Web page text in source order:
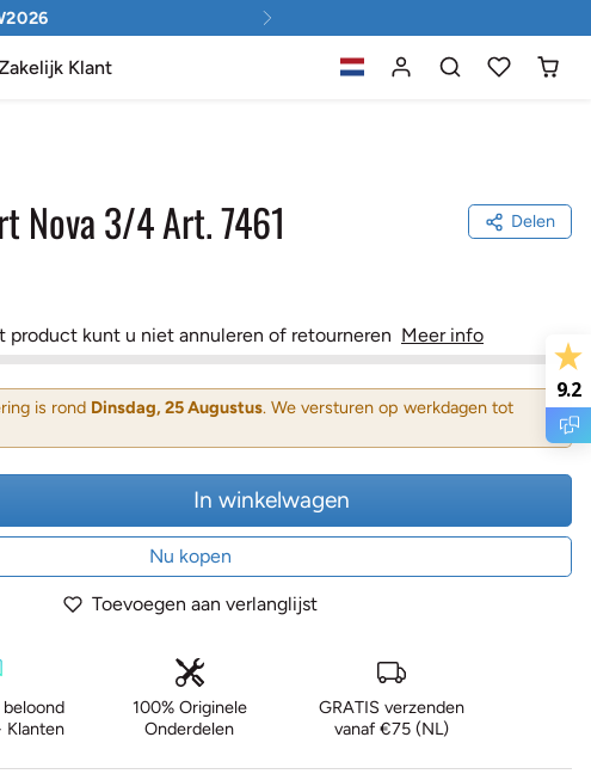
Klant
Nova 3/4 Art. 7461 Delen
product kunt u niet annuleren of retourneren Meer info
is rond Dinsdag, 25 Augustus. We versturen op werkdagen tot
In winkelwagen
Nu kopen
Toevoegen aan verlanglijst
Klanten
100% Originele
Onderdelen
GRATIS verzenden
vanaf €75 (NL)
9.2